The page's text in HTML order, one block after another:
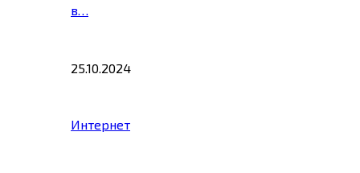
в…
25.10.2024
Интернет